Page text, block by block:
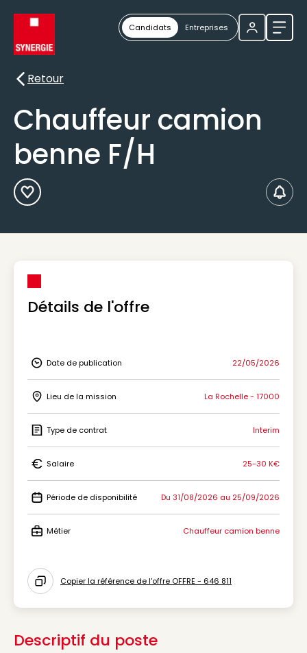
Candidats Entreprises
Retour
Retour
Chauffeur camion
benne F/H
Ajouter aux Favoris
Détails de l'offre
Icon Date de publication
Date de publication 22/05/2026
Icon Lieu de la mission
Lieu de la mission La Rochelle - 17000
Icon Type de contrat
Type de contrat Interim
Icon Salaire
Salaire 25-30 K€
Icon Période de disponibilité
Période de disponibilité Du 31/08/2026 au 25/09/2026
Métier Chauffeur camion benne
Icon copy to clipboard
Copier la référence de l'offre OFFRE - 646 811
Descriptif du poste